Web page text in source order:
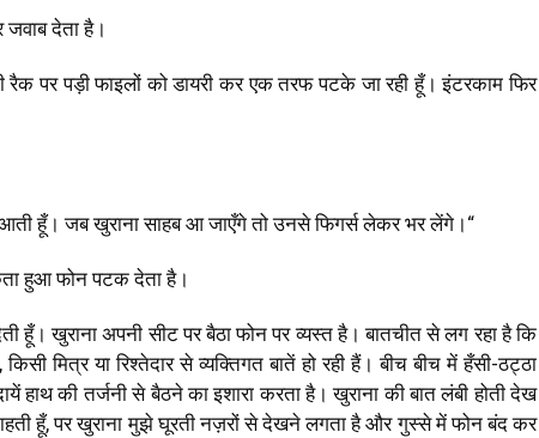
जवाब देता है।
पर पड़ी फाइलों को डायरी कर एक तरफ पटके जा रही हूँ। इंटरकाम फिर
हूँ। जब खुराना साहब आ जाएँगे तो उनसे फिगर्स लेकर भर लेंगे। “
हुआ फोन पटक देता है।
खुराना अपनी सीट पर बैठा फोन पर व्यस्त है। बातचीत से लग रहा है कि
,किसी मित्र या रिश्तेदार से व्यक्तिगत बातें हो रही हैं। बीच बीच में हँसी-ठट्ठा
हाथ की तर्जनी से बैठने का इशारा करता है। खुराना की बात लंबी होती देख
हूँ,पर खुराना मुझे घूरती नज़रों से देखने लगता है और गुस्से में फोन बंद कर